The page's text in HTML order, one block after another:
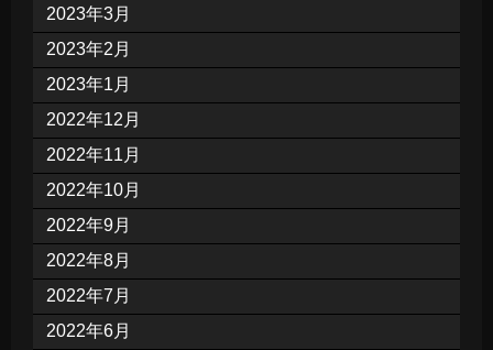
2023年3月
2023年2月
2023年1月
2022年12月
2022年11月
2022年10月
2022年9月
2022年8月
2022年7月
2022年6月